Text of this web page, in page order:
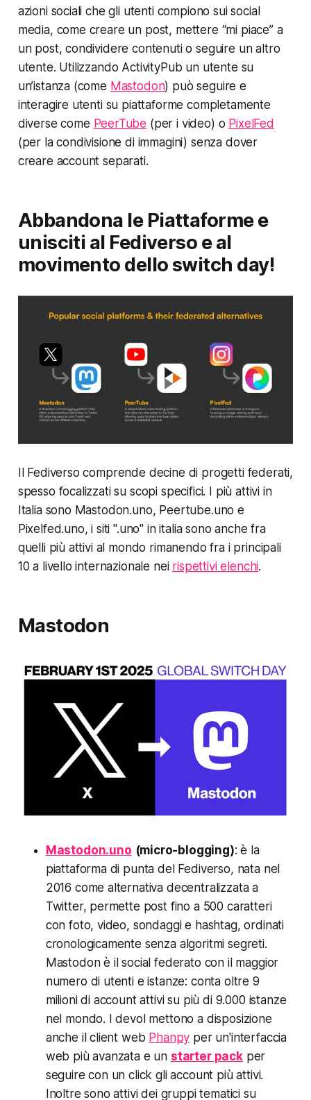
azioni sociali che gli utenti compiono sui social
media, come creare un post, mettere “mi piace” a
un post, condividere contenuti o seguire un altro
utente. Utilizzando ActivityPub un utente su
un’istanza (come Mastodon) può seguire e
interagire utenti su piattaforme completamente
diverse come PeerTube (per i video) o PixelFed
(per la condivisione di immagini) senza dover
creare account separati.
Abbandona le Piattaforme e
unisciti al Fediverso e al
movimento dello switch day!
Il Fediverso comprende decine di progetti federati,
spesso focalizzati su scopi specifici. I più attivi in
Italia sono Mastodon.uno, Peertube.uno e
Pixelfed.uno, i siti ".uno" in italia sono anche fra
quelli più attivi al mondo rimanendo fra i principali
10 a livello internazionale nei rispettivi elenchi.
Mastodon
Mastodon.uno (micro-blogging): è la
piattaforma di punta del Fediverso, nata nel
2016 come alternativa decentralizzata a
Twitter, permette post fino a 500 caratteri
con foto, video, sondaggi e hashtag, ordinati
cronologicamente senza algoritmi segreti.
Mastodon è il socialfederato con il maggior
numero di utenti e istanze: conta oltre 9
milioni di account attivi su più di 9.000 istanze
nel mondo. I devol mettono a disposizione
anche il client web Phanpy per un'interfaccia
web più avanzata e un starter packper
seguire con un click gli account più attivi.
Inoltre sono attivi dei gruppi tematici su